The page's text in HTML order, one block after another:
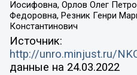
Иосифовна, Орлов Олег
Федоровна, Резник Генри
Константинович
Источник:
http://unro.minjust.ru/
данные на 24.03.2022